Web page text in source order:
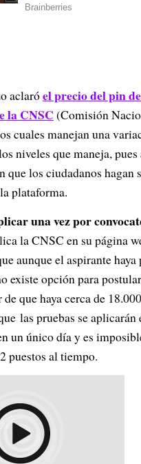
aclaróel precio del pin
la CNSC (Comisión
cuales manejan una
niveles que maneja, pues
que los ciudadanos hagan
plataforma.
una vez por
la CNSC en su página
aunque el aspirante haya
existe opción para
de que haya cerca de
las pruebas se aplicarán
un único día y es
puestos al tiempo.